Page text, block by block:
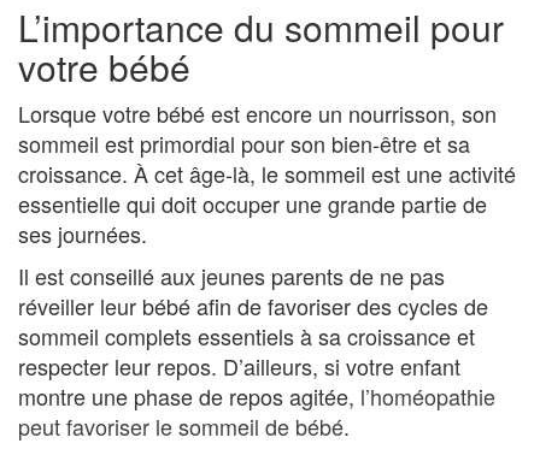
L’importance du sommeil pour
votre bébé
Lorsque votre bébé est encore un nourrisson, son
sommeil est primordial pour son bien-être et sa
croissance. À cet âge-là, le sommeil est une activité
essentielle qui doit occuper une grande partie de
ses journées.
Il est conseillé aux jeunes parents de ne pas
réveiller leur bébé afin de favoriser des cycles de
sommeil complets essentiels à sa croissance et
respecter leur repos. D’ailleurs, si votre enfant
montre une phase de repos agitée, l’homéopathie
peut favoriser le sommeil de bébé.